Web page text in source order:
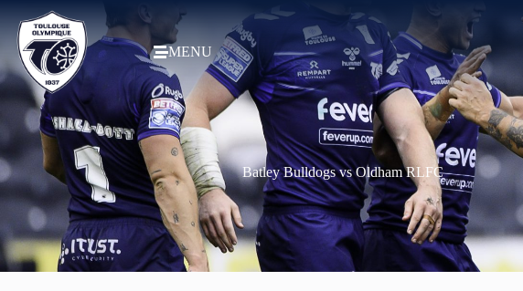
MENU
Batley Bulldogs vs Oldham RLFC